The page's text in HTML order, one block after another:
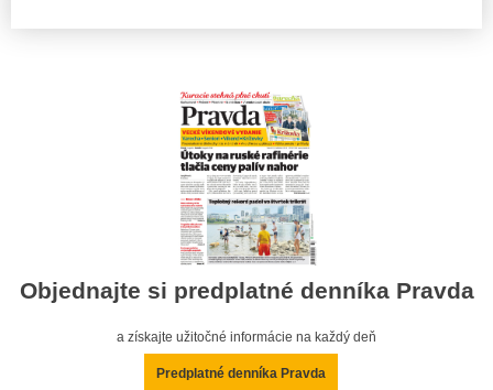
Objednajte si predplatné denníka Pravda
a získajte užitočné informácie na každý deň
Predplatné denníka Pravda